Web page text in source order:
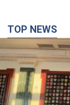
"Захист
антибалістику
підтримку
Європейські